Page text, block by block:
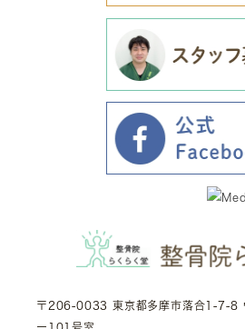
〒206-0033 東京都多摩市落合1-7-8